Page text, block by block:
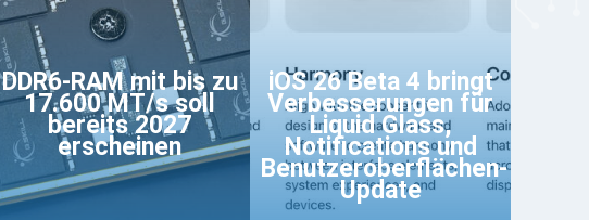
DDR6-RAM mit bis zu
17.600 MT/s soll
bereits 2027
erscheinen
iOS 26 Beta 4 bringt
Verbesserungen für
Liquid Glass,
Notifications und
Benutzeroberflächen-
Update